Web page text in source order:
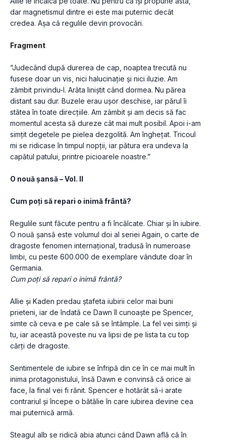
dar magnetismul dintre ei este mai puternic decât
credea. Așa că regulile devin provocări.
Fragment
“Judecând după durerea de cap, noaptea trecută nu
fusese doar un vis, nici halucinație și nici iluzie. Am
zâmbit privindu-l. Arăta liniștit când dormea. Nu părea
distant sau dur. Buzele erau ușor deschise, iar părul îi
stătea în toate direcțiile. Am zâmbit și am decis să fac
momentul acesta să dureze cât mai mult posibil. Apoi i-am
simțit degetele pe pielea dezgolită. Am înghețat. Tricoul
mi se ridicase în timpul nopții, iar pătura era undeva la
capătul patului, printre picioarele noastre.”
O nouă șansă – Vol. II
Cum poți să repari o inimă frântă?
Regulile sunt făcute pentru a fi încălcate. Chiar și în iubire.
O nouă șansă este volumul doi al seriei Again, o carte de
dragoste fenomen internațional, tradusă în numeroase
limbi, cu peste 600.000 de exemplare vândute doar în
Germania.
Cum poți să repari o inimă frântă?
Allie și Kaden predau ștafeta iubirii celor mai buni
prieteni, iar de îndată ce Dawn îl cunoaște pe Spencer,
simte că ceva e pe cale să se întâmple. La fel vei simți și
tu, iar această poveste nu va lipsi de pe lista ta cu top
cărți de dragoste.
Sentimentele de iubire se înfripă din ce în ce mai mult în
inima protagonistului, însă Dawn e convinsă că orice ai
face, la final vei fi rănit. Spencer e hotărât să-i arate
contrariul și începe o bătălie în care iubirea devine cea
mai puternică armă.
Steagul alb se ridică abia atunci când Dawn află că în